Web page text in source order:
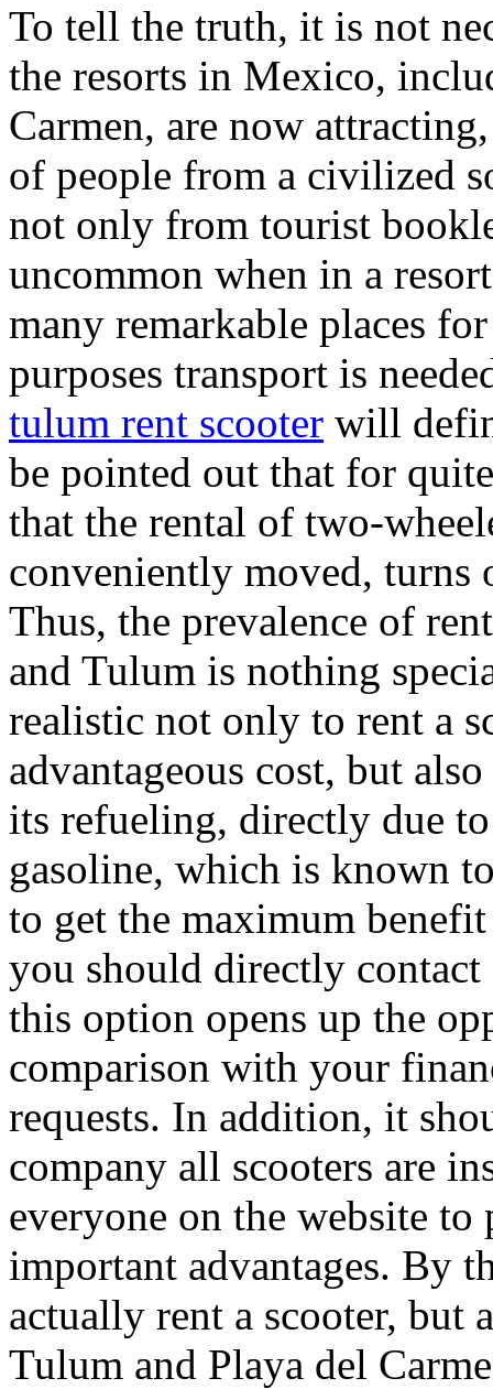
To tell the truth, it is not
the resorts in Mexico,
Carmen, are now
of people from a civilized
not only from tourist
uncommon when in a
many remarkable places
purposes transport is
tulum rent scooter will
be pointed out that for
that the rental of two-
conveniently moved, turns
Thus, the prevalence of
and Tulum is nothing
realistic not only to rent a
advantageous cost, but
its refueling, directly due
gasoline, which is known
to get the maximum
you should directly
this option opens up the
comparison with your
requests. In addition, it
company all scooters are
everyone on the website to
important advantages. By
actually rent a scooter, but
Tulum and Playa del